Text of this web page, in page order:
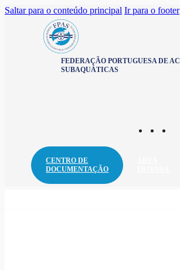
Saltar para o conteúdo principal Ir para o footer
FEDERAÇÃO PORTUGUESA DE
SUBAQUÁTICAS
CENTRO DE
DOCUMENTAÇÃO